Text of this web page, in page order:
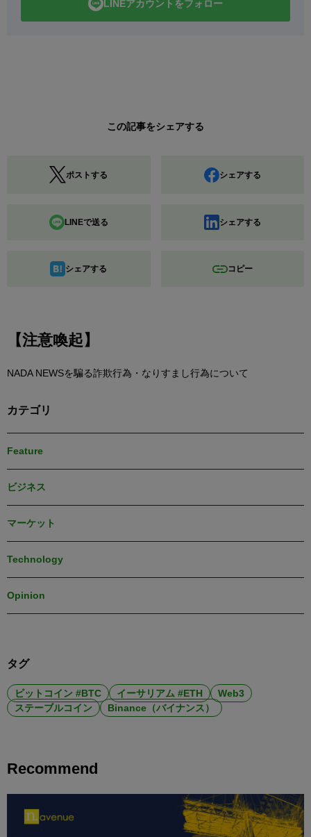
LINEアカウントをフォロー
この記事をシェアする
ポストする シェアする
LINEで送る シェアする
シェアする コピー
【注意喚起】
NADA NEWSを騙る詐欺行為・なりすまし行為について
カテゴリ
Feature
ビジネス
マーケット
Technology
Opinion
タグ
ビットコイン #BTC イーサリアム #ETH
Web3
ステーブルコイン
Binance（バイナンス）
Recommend